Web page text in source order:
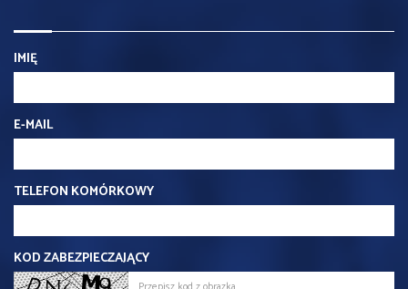
IMIĘ
E-MAIL
TELEFON KOMÓRKOWY
KOD ZABEZPIECZAJĄCY